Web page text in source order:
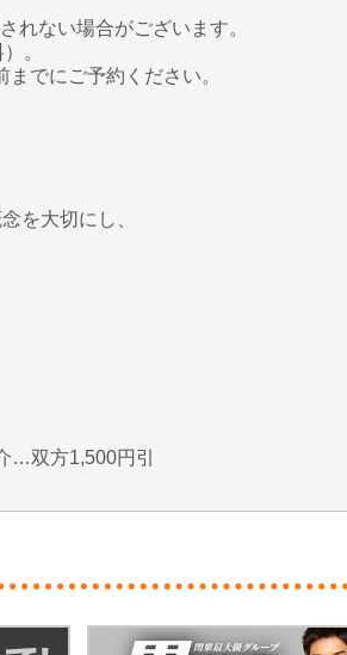
れない場合がございます。
。
でにご予約ください。
を大切にし、
…双方1,500円引